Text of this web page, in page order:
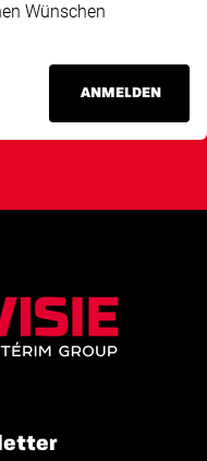
Wünschen
ANMELDEN